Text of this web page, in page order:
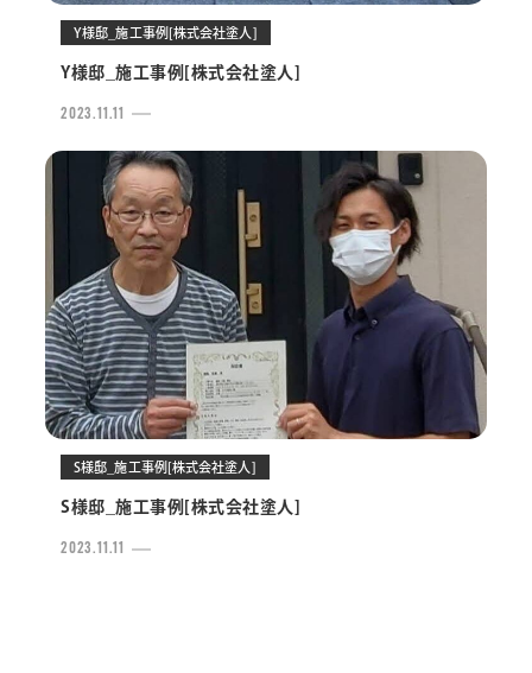
Y様邸_施工事例[株式会社塗人]
Y様邸_施工事例[株式会社塗人]
2023.11.11
S様邸_施工事例[株式会社塗人]
S様邸_施工事例[株式会社塗人]
2023.11.11